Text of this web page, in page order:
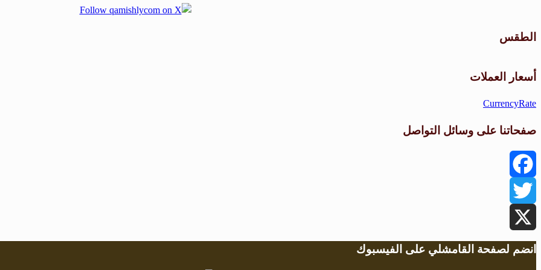
الطقس
أسعار العملات
CurrencyRate
صفحاتنا على وسائل التواصل
Facebook
Twitter
X
انضم لصفحة القامشلي على الفيسبوك